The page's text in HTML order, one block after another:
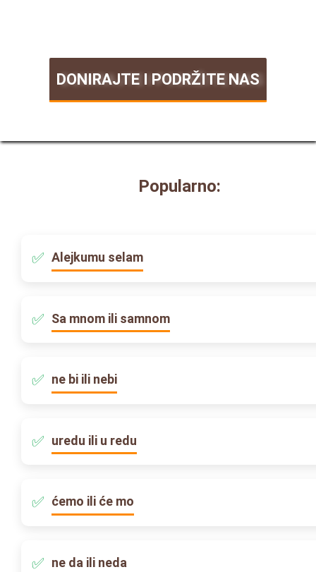
DONIRAJTE I PODRŽITE NAS
Popularno:
Alejkumu selam
Sa mnom ili samnom
ne bi ili nebi
uredu ili u redu
ćemo ili će mo
ne da ili neda